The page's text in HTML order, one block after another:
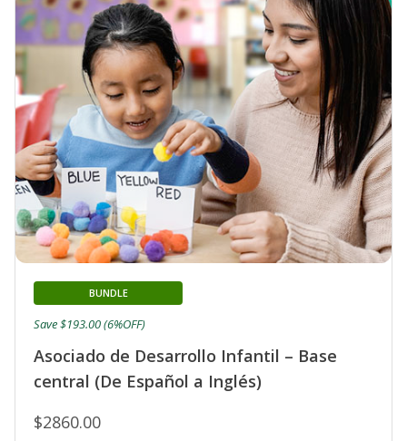
Asociado de Desarrollo Infantil – Base
central (De Español a Inglés)
BUNDLE
$2860.00
Save $193.00 (6%OFF)